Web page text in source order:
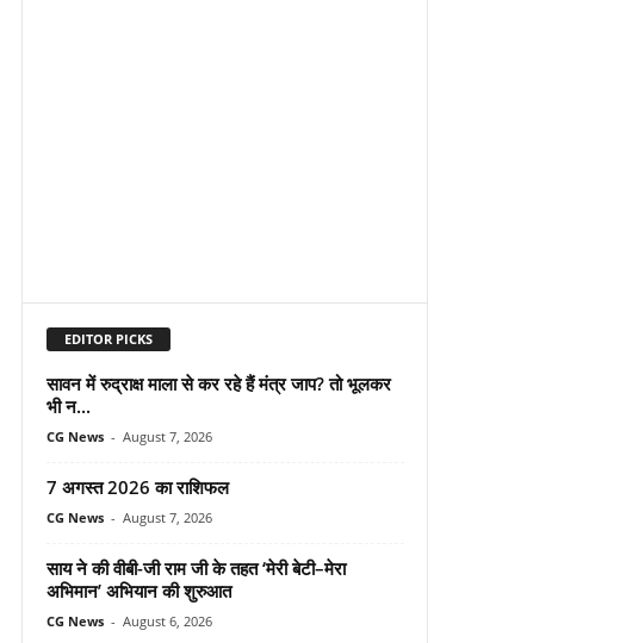
EDITOR PICKS
सावन में रुद्राक्ष माला से कर रहे हैं मंत्र जाप? तो भूलकर
भी न...
CG News - August 7, 2026
7 अगस्त 2026 का राशिफल
CG News - August 7, 2026
साय ने की वीबी-जी राम जी के तहत ‘मेरी बेटी–मेरा
अभिमान’ अभियान की शुरुआत
CG News - August 6, 2026